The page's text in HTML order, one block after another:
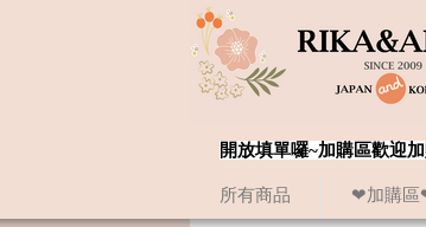
所有商品 ❤加購
開放填單囉~加購區歡迎